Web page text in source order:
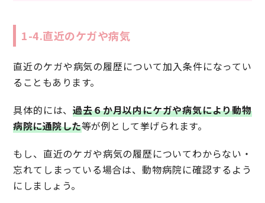
1-4.直近のケガや病気
直近のケガや病気の履歴について加入条件になってい
ることもあります。
具体的には、過去６か月以内にケガや病気により動物
病院に通院した等が例として挙げられます。
もし、直近のケガや病気の履歴についてわからない・
忘れてしまっている場合は、動物病院に確認するよう
にしましょう。